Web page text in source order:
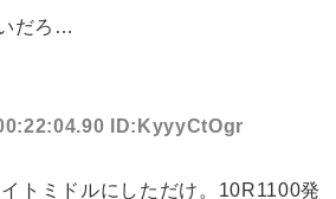
だろ…
ID:KyyyCtOgr
トミドルにしただけ。10R1100発